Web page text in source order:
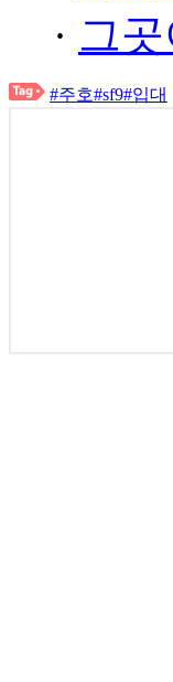
· 그
#주호#sf9#입대